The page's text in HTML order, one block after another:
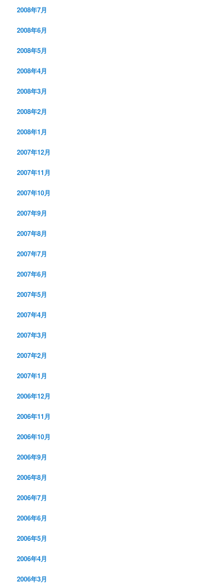
2008年7月
2008年6月
2008年5月
2008年4月
2008年3月
2008年2月
2008年1月
2007年12月
2007年11月
2007年10月
2007年9月
2007年8月
2007年7月
2007年6月
2007年5月
2007年4月
2007年3月
2007年2月
2007年1月
2006年12月
2006年11月
2006年10月
2006年9月
2006年8月
2006年7月
2006年6月
2006年5月
2006年4月
2006年3月